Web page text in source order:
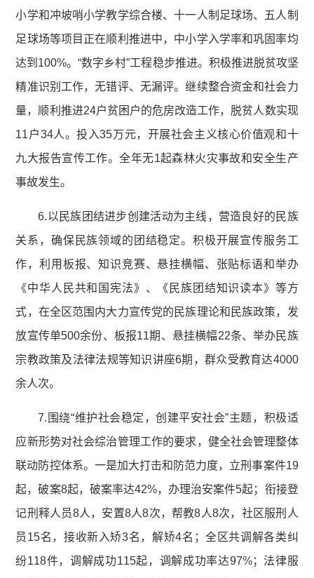
小学和冲坡哨小学教学综合楼、十一人制足球场、五人制
足球场等项目正在顺利推进中，中小学入学率和巩固率均
达到100%。“数字乡村”工程稳步推进。积极推进脱贫攻坚
精准识别工作，无错评、无漏评。继续整合资金和社会力
量，顺利推进24户贫困户的危房改造工作，脱贫人数实现
11户34人。投入35万元，开展社会主义核心价值观和十
九大报告宣传工作。全年无1起森林火灾事故和安全生产
事故发生。
6.以民族团结进步创建活动为主线，营造良好的民族
关系，确保民族领域的团结稳定。积极开展宣传服务工
作，利用板报、知识竞赛、悬挂横幅、张贴标语和举办
《中华人民共和国宪法》、《民族团结知识读本》等方
式，在全区范围内大力宣传党的民族理论和民族政策，发
放宣传单500余份、板报11期、悬挂横幅22条、举办民族
宗教政策及法律法规等知识讲座6期，群众受教育达4000
余人次。
7.围绕“维护社会稳定，创建平安社会”主题，积极适
应新形势对社会综治管理工作的要求，健全社会管理整体
联动防控体系。一是加大打击和防范力度，立刑事案件19
起，破案8起，破案率达42%，办理治安案件5起；衔接登
记刑释人员8人，安置8人8次，帮教8人8次，社区服刑人
员15名，接收新入矫3名，解矫4名；全区共调解各类纠
纷118件，调解成功115起，调解成功率达97%；法律服